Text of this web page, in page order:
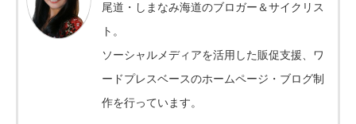
尾道・しまなみ海道のブロガー＆サイクリス
ト。
ソーシャルメディアを活用した販促支援、ワ
ードプレスベースのホームページ・ブログ制
作を行っています。